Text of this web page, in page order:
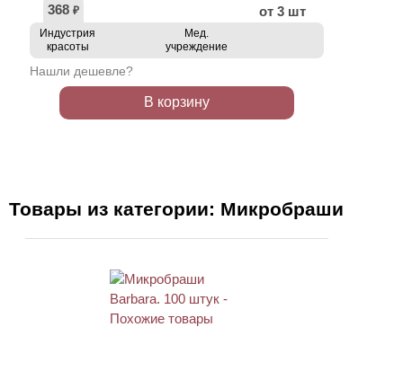
368 ₽ от 3 шт
Индустрия
красоты
Мед.
учреждение
Нашли дешевле?
В корзину
Товары из категории: Микробраши